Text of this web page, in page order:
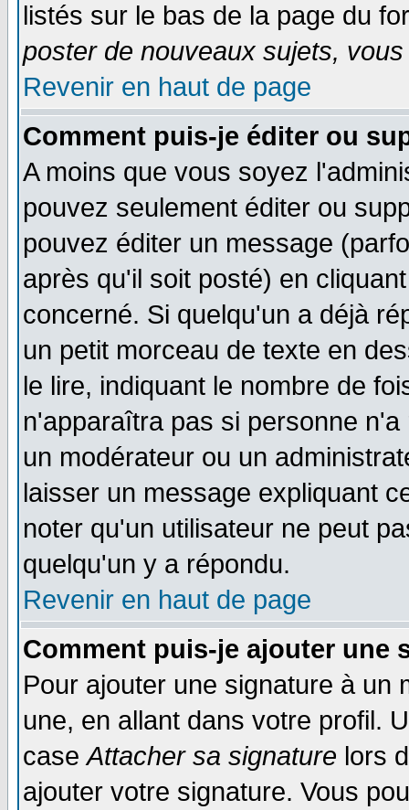
listés sur le bas de la page du
poster de nouveaux sujets,
Revenir en haut de page
Comment puis-je éditer ou
A moins que vous soyez
pouvez seulement éditer ou
pouvez éditer un message
après qu'il soit posté) en
concerné. Si quelqu'un a déjà
un petit morceau de texte en
le lire, indiquant le nombre de
n'apparaîtra pas si personne
un modérateur ou un
laisser un message expliquant
noter qu'un utilisateur ne peut
quelqu'un y a répondu.
Revenir en haut de page
Comment puis-je ajouter une
Pour ajouter une signature à un
une, en allant dans votre profil.
caseAttacher sa signature lors
ajouter votre signature. Vous